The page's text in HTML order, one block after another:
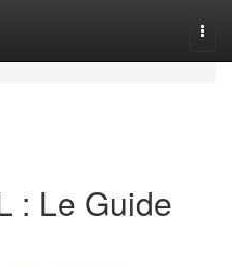
: Le Guide